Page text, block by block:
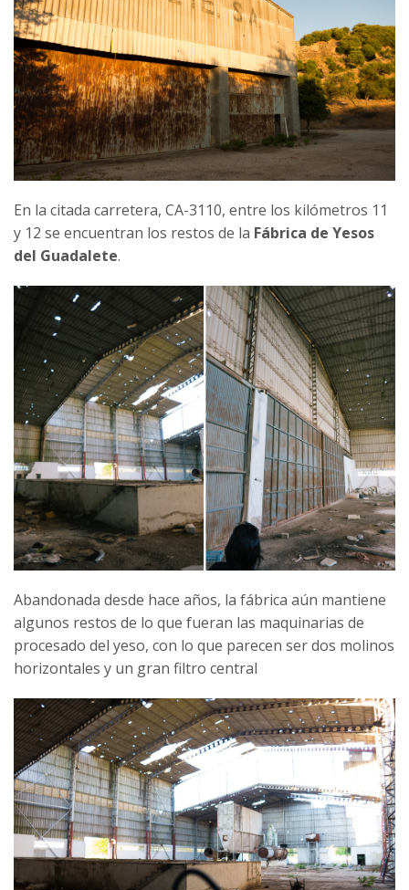
En la citada carretera, CA-3110, entre los kilómetros 11
y 12 se encuentran los restos de la Fábrica de Yesos
del Guadalete.
Abandonada desde hace años, la fábrica aún mantiene
algunos restos de lo que fueran las maquinarias de
procesado del yeso, con lo que parecen ser dos molinos
horizontales y un gran filtro central